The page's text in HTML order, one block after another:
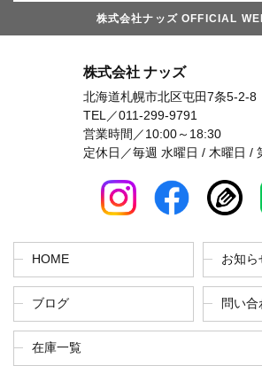
株式会社ナッズ OFFICIAL
株式会社 ナッズ
北海道札幌市北区屯田7条5-2-8
TEL／011-299-9791
営業時間／10:00～18:30
定休日／毎週 水曜日 / 木曜日 /
HOME お知ら
ブログ 問い合
在庫一覧